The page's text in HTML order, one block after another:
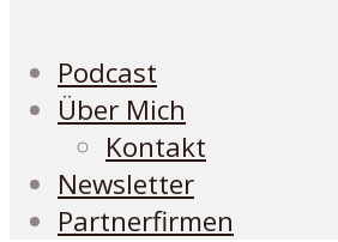
Podcast
Über Mich
Kontakt
Newsletter
Partnerfirmen